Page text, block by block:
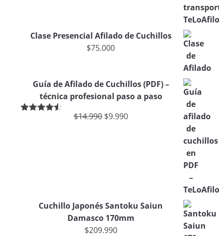
Clase Presencial Afilado de Cuchillos
$75.000
Guía de Afilado de Cuchillos (PDF) –
técnica profesional paso a paso
$14.990 $9.990
Cuchillo Japonés Santoku Saiun
Damasco 170mm
$209.990